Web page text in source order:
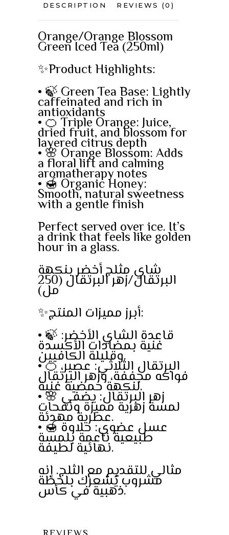
DESCRIPTION REVIEWS (0)
Orange/Orange Blossom
Green Iced Tea (250ml)
✨Product Highlights:
• 🍃 Green Tea Base: Lightly
caffeinated and rich in
antioxidants
• 🍊 Triple Orange: Juice,
dried fruit, and blossom for
layered citrus depth
• 🌸 Orange Blossom: Adds
a floral lift and calming
aromatherapy notes
• 🍯 Organic Honey:
Smooth, natural sweetness
with a gentle finish
Perfect served over ice. It’s
a drink that feels like golden
hour in a glass.
شاي مثلج أخضر بنكهة
البرتقال/زهر البرتقال (250
مل)
✨أبرز مميزات المنتج:
• 🍃 قاعدة الشاي الأخضر:
غنية بمضادات الأكسدة
وقليلة الكافيين.
• 🍊 البرتقال الثلاثي: عصير،
فواكه مجففة، وزهر البرتقال
لنكهة حمضية غنية.
• 🌸 زهر البرتقال: يضفي
لمسة زهرية مميزة ونفحات
عطرية مهدئة.
• 🍯 عسل عضوي: حلاوة
طبيعية ناعمة بلمسة
نهائية لطيفة.
مثالي للتقديم مع الثلج. إنه
مشروب يُشعرك بلحظة
ذهبية في كأس.